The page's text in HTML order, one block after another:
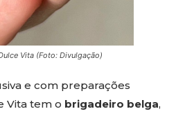
Vita (Foto: Divulgação)
e com preparações
Vita tem o brigadeiro belga,